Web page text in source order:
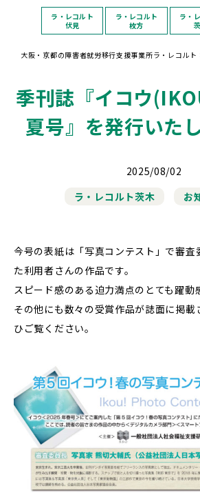
ラ・レコルト
伏見
ラ・レコルト
枚方
ラ・
大阪・京都の障害者就労移行支援事業所ラ・レコルト
季刊誌『イコウ
夏号』を発行いた
2025/08/02
ラ・レコルト茨木
お
今号の表紙は「写真コンテスト」で審査
た利用者さんの作品です。
スピード感のある迫力満点のとても躍動
その他にも数々の受賞作品が誌面に掲載
ひご覧ください。